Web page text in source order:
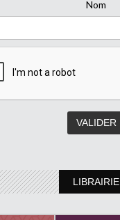
Nom
LIBRAIRIE